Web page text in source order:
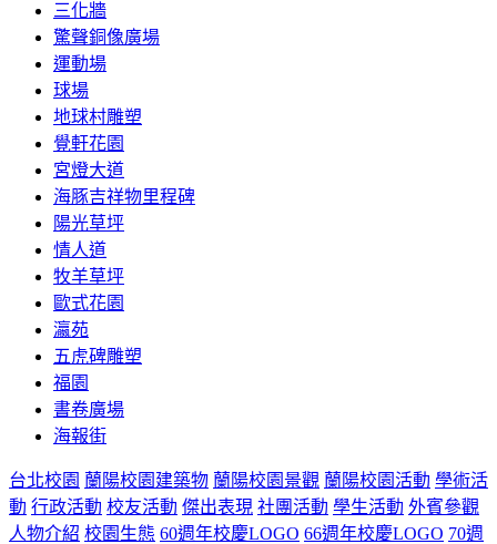
三化牆
驚聲銅像廣場
運動場
球場
地球村雕塑
覺軒花園
宮燈大道
海豚吉祥物里程碑
陽光草坪
情人道
牧羊草坪
歐式花園
瀛苑
五虎碑雕塑
福園
書卷廣場
海報街
台北校園 蘭陽校園建築物 蘭陽校園景觀 蘭陽校園活動 學術活
動 行政活動 校友活動 傑出表現 社團活動 學生活動 外賓參觀
人物介紹 校園生態 60週年校慶LOGO 66週年校慶LOGO 70週